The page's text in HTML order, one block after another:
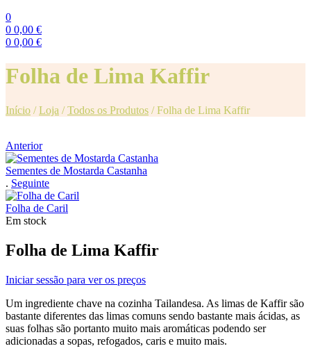
0
0 0,00 €
0 0,00 €
Folha de Lima Kaffir
Início /Loja /Todos os Produtos /Folha de Lima Kaffir
Anterior
Sementes de Mostarda Castanha
. Seguinte
Folha de Caril
Em stock
Folha de Lima Kaffir
Iniciar sessão para ver os preços
Um ingrediente chave na cozinha Tailandesa. As limas de Kaffir são
bastante diferentes das limas comuns sendo bastante mais ácidas, as
suas folhas são portanto muito mais aromáticas podendo ser
adicionadas a sopas, refogados, caris e muito mais.